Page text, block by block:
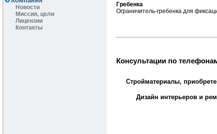
Новости
Миссия, цели
Лицензии
Контакты
Гребенка
Ограничитель-гребенка для
Консультации по
Стройматериалы,
Дизайн интерьеров и